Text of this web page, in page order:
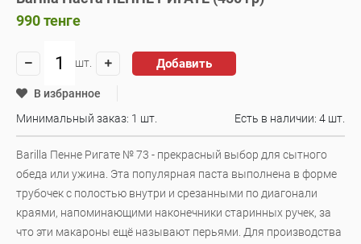
990тенге
шт. Добавить
В избранное
Минимальный заказ: 1 шт.
Есть в наличии: 4 шт.
Barilla Пенне Ригате № 73 - прекрасный выбор для сытного
обеда или ужина. Эта популярная паста выполнена в форме
трубочек с полостью внутри и срезанными по диагонали
краями, напоминающими наконечники старинных ручек, за
что эти макароны ещё называют перьями. Для производства